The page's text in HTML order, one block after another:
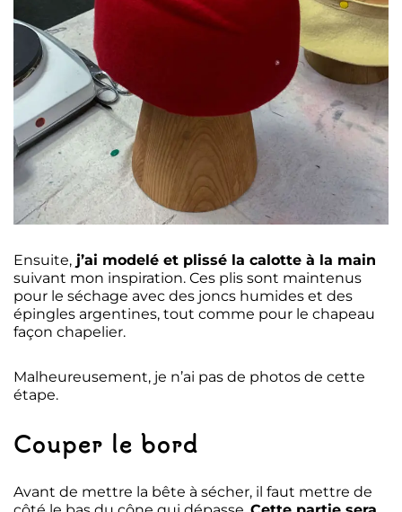
Ensuite, j’ai modelé et plissé la calotte à la main
suivant mon inspiration. Ces plis sont maintenus
pour le séchage avec des joncs humides et des
épingles argentines, tout comme pour le chapeau
façon chapelier.
Malheureusement, je n’ai pas de photos de cette
étape.
Couper le bord
Avant de mettre la bête à sécher, il faut mettre de